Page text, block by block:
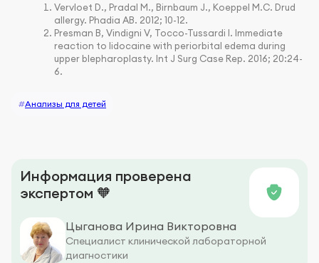
Vervloet D., Pradal M., Birnbaum J., Koeppel M.C. Drud
allergy. Phadia AB. 2012; 10-12.
Presman B, Vindigni V, Tocco-Tussardi I. Immediate
reaction to lidocaine with periorbital edema during
upper blepharoplasty. Int J Surg Case Rep. 2016; 20:24-
6.
#Анализы для детей
Информация проверена
экспертом 🧡
Цыганова Ирина Викторовна
Специалист клинической лабораторной
диагностики